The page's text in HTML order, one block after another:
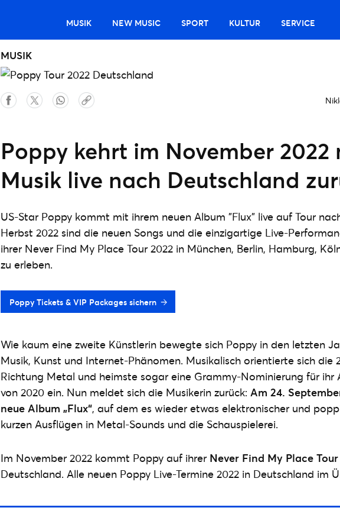
MUSIK NEW MUSIC SPORT KULTUR SERVICE
MUSIK
Poppy kehrt im November 2022
Musik live nach Deutschland
US-Star Poppy kommt mit ihrem neuen Album "Flux" live auf Tour
Herbst 2022 sind die neuen Songs und die einzigartige Live-
ihrer Never Find My Place Tour 2022 in München, Berlin, Hamburg,
zu erleben.
Poppy Tickets & VIP Packages sichern
Wie kaum eine zweite Künstlerin bewegte sich Poppy in den letzten
Musik, Kunst und Internet-Phänomen. Musikalisch orientierte sich die
Richtung Metal und heimste sogar eine Grammy-Nominierung für ihr
von 2020 ein. Nun meldet sich die Musikerin zurück: Am 24.
neue Album „Flux“, auf dem es wieder etwas elektronischer und
kurzen Ausflügen in Metal-Sounds und die Schauspielerei.
Im November 2022 kommt Poppy auf ihrer Never Find My Place
Deutschland. Alle neuen Poppy Live-Termine 2022 in Deutschland im